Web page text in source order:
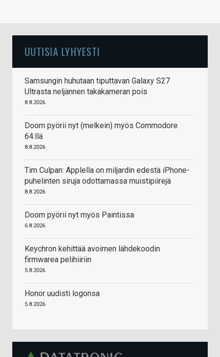
UUTISIA LYHYESTI
Samsungin huhutaan tiputtavan Galaxy S27
Ultrasta neljännen takakameran pois
8.8.2026
Doom pyörii nyt (melkein) myös Commodore
64:llä
8.8.2026
Tim Culpan: Applella on miljardin edestä iPhone-
puhelinten siruja odottamassa muistipiirejä
8.8.2026
Doom pyörii nyt myös Paintissa
6.8.2026
Keychron kehittää avoimen lähdekoodin
firmwarea pelihiiriin
5.8.2026
Honor uudisti logonsa
5.8.2026